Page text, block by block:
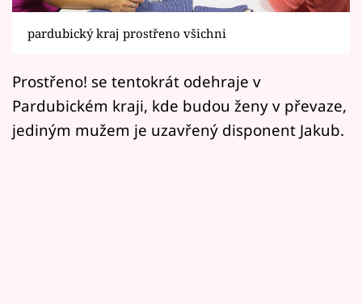
Filmový festival Karlovy Vary
Mámy sobě
pardubický kraj prostřeno všichni
Prostřeno! se tentokrát odehraje v
Pardubickém kraji, kde budou ženy v převaze,
jediným mužem je uzavřený disponent Jakub.